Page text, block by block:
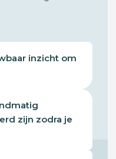
inzicht om
zijn zodra je